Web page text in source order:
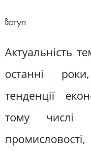
Вступ
Актуальність
останні
тенденції
тому числі